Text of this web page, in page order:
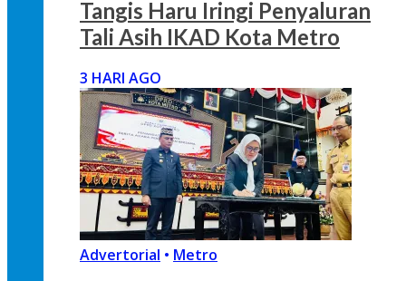
Tangis Haru Iringi Penyaluran
Tali Asih IKAD Kota Metro
3 HARI AGO
Advertorial • Metro